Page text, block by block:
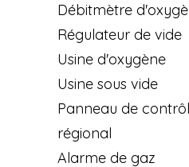
Débitmètre
Régulateur de vide
Usine d'oxygène
Usine sous vide
Panneau de
régional
Alarme de gaz